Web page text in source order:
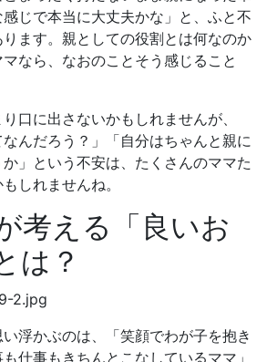
じで本当に大丈夫かな」と、ふと不
ます。親としての役割とは何なのか
なら、なおのことそう感じること
口に出さないかもしれませんが、
なんだろう？」「自分はちゃんと親に
」という不安は、たくさんのママた
しれませんね。
考える「良いお
は？
浮かぶのは、「笑顔でわが子を抱き
仕事もきちんとこなしているママ」